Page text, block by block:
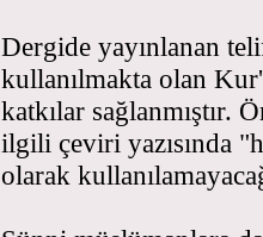
Dergide yayınlanan
kullanılmakta olan
katkılar sağlanmıştır.
ilgili çeviri yazısında
olarak